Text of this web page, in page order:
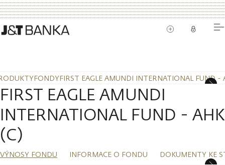
FONDYFIRST EAGLE AMUNDI INTERNATIONAL FUND -
FIRST EAGLE AMUNDI
INTERNATIONAL FUND - AHK
(C)
VÝNOSY FONDU INFORMACE O FONDU DOKUMENTY KE